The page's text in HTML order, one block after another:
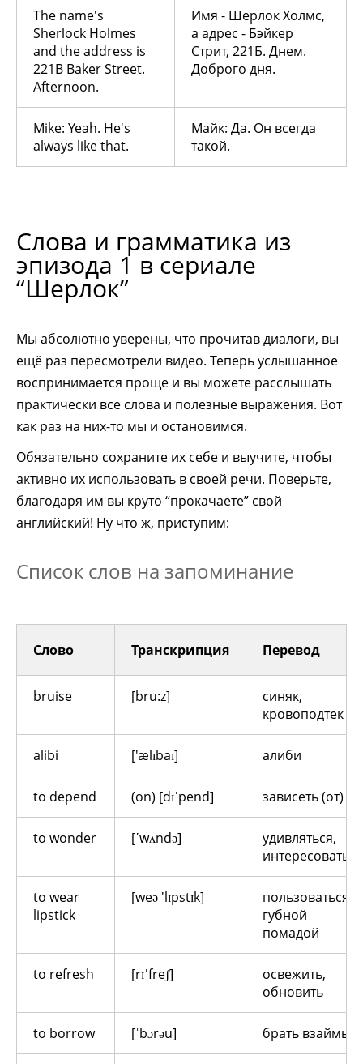
The name's
Sherlock Holmes
and the address is
221B Baker Street.
Afternoon.
Имя - Шерлок Холмс,
а адрес - Бэйкер
Стрит, 221Б. Днем.
Доброго дня.
Mike: Yeah. He's
always like that.
Майк: Да. Он всегда
такой.
Слова и грамматика из
эпизода 1 в сериале
“Шерлок”
Мы абсолютно уверены, что прочитав диалоги, вы
ещё раз пересмотрели видео. Теперь услышанное
воспринимается проще и вы можете расслышать
практически все слова и полезные выражения. Вот
как раз на них-то мы и остановимся.
Обязательно сохраните их себе и выучите, чтобы
активно их использовать в своей речи. Поверьте,
благодаря им вы круто “прокачаете” свой
английский! Ну что ж, приступим:
Список слов на запоминание
Слово Транскрипция Перевод
bruise [bru:z]
синяк,
кровоподтек
alibi ['ælɪbaɪ] алиби
to depend (on) [dɪˈpend] зависеть (от)
to wonder [ʹwʌndə]
удивляться,
интересоваться
to wear
lipstick
[weə 'lɪpstɪk]
пользоваться
губной
помадой
to refresh [rɪˈfreʃ]
освежить,
обновить
to borrow [ˈbɔrəu] брать взаймы